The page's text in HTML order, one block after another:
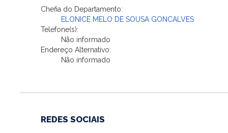
Chefia do Departamento:
ELONICE MELO DE SOUSA GONCALVES
Telefone(s):
Não informado
Endereço Alternativo:
Não informado
REDES SOCIAIS